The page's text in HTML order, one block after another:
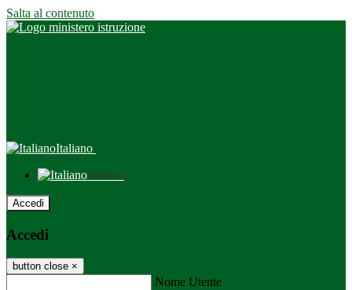
Salta al contenuto
Italiano
Italiano
Accedi
Accedi
button close ×
Nome Utente